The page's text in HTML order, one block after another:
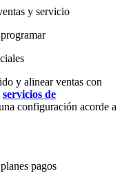
y servicio
y alinear ventas con
servicios de
configuración acorde a
pagos